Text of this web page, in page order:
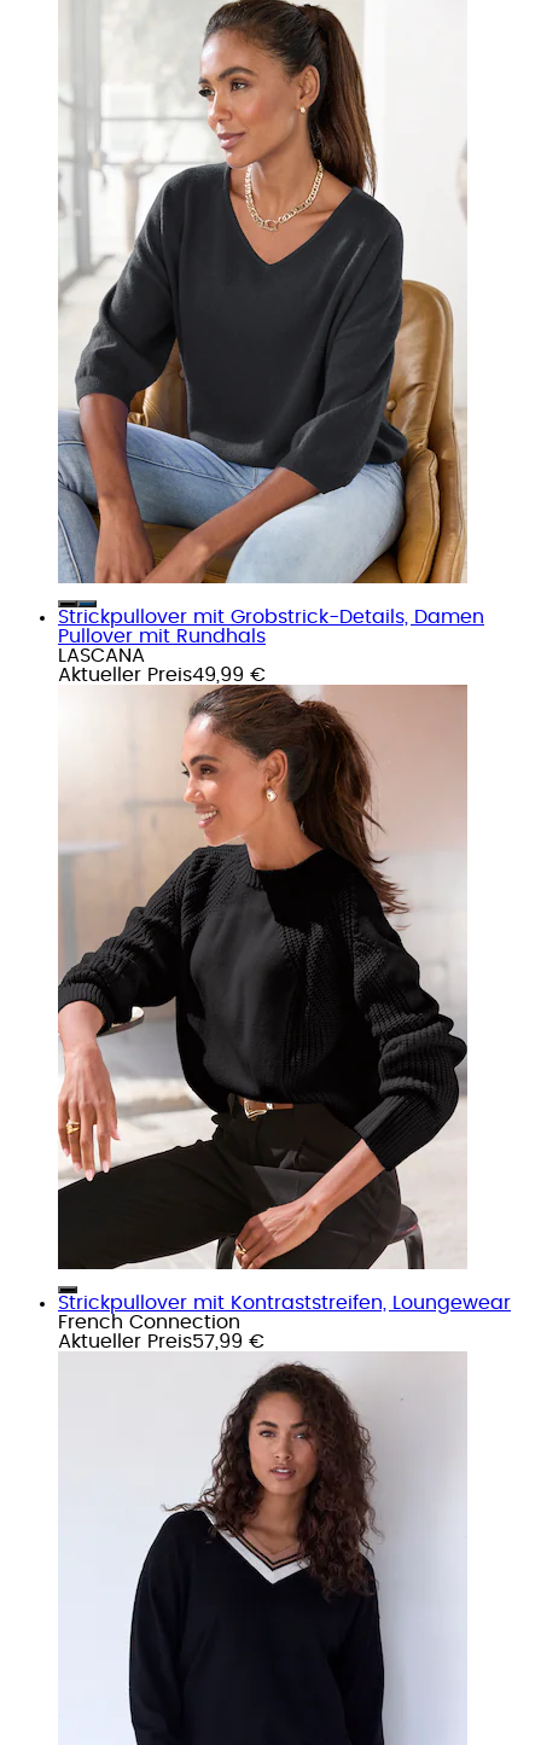
Strickpullover mit Grobstrick-Details, Damen
Pullover mit Rundhals
LASCANA
Aktueller Preis49,99 €
Strickpullover mit Kontraststreifen, Loungewear
French Connection
Aktueller Preis57,99 €